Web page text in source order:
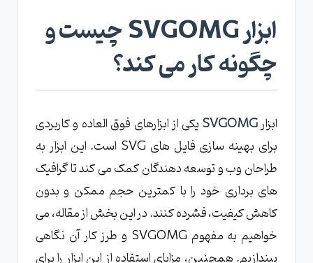
ابزار SVGOMG چیست و
چگونه کار می کند؟
ابزارSVGOMG یکی از ابزارهای فوق العاده و کاربردی
برای بهینه سازی فایل های SVG است. این ابزار به
طراحان وب و توسعه دهندگان کمک می کند تا گرافیک
های برداری خود را با کمترین حجم ممکن و بدون
کاهش کیفیت، فشرده کنند. در این بخش از مقاله، می
خواهیم به مفهوم SVGOMG و طرز کار آن نگاهی
بیندازیم. همچنین، مزایای استفاده از این ابزار را برای